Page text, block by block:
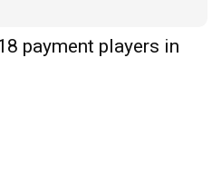
payment players in